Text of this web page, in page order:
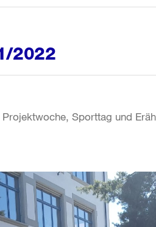
2022
Sporttag und